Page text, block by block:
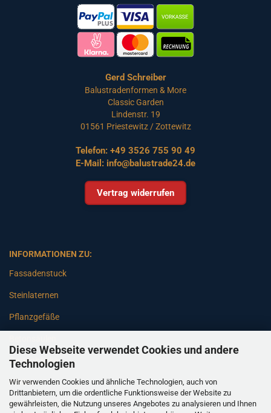
Diese Webseite verwendet Cookies und andere
Technologien
Wir verwenden Cookies und ähnliche Technologien, auch von
Drittanbietern, um die ordentliche Funktionsweise der Website zu
gewährleisten, die Nutzung unseres Angebotes zu analysieren und Ihnen
Gerd Schreiber
Balustradenformen & More
Classic Garden
Lindenstr. 19
01561 Priestewitz / Zottewitz
Telefon: +49 3526 755 90 49
E-Mail: info@balustrade24.de
Vertrag widerrufen
INFORMATIONEN ZU:
Fassadenstuck
Steinlaternen
Pflanzgefäße
Gartenbänke
Pfeiler
Gartenbrunnen